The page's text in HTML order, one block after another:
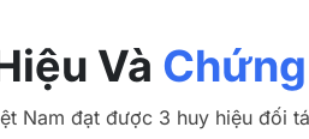
Và
Nam đạt được 3 huy hiệu đối